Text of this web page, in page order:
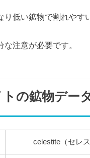
り低い鉱物で割れやす
注意が必要です。
の鉱物デー
celestite（セレ